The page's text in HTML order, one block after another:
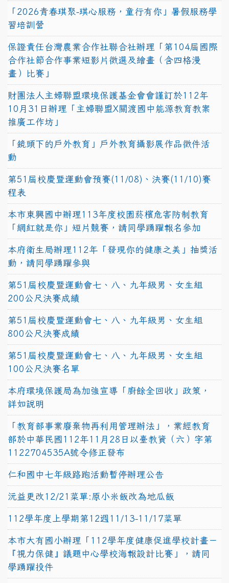
「2026青春琪聚-琪心服務，童行有你」暑假服務學
習培訓營
保證責任台灣農業合作社聯合社辦理「第104屆國際
合作社節合作事業短影片徵選及繪畫（含四格漫
畫）比賽」
財團法人主婦聯盟環境保護基金會會謹訂於112年
10月31日辦理「主婦聯盟X關渡國中能源教育教案
推廣工作坊」
「鏡頭下的戶外教育」戶外教育攝影展作品徵件活
動
第51屆校慶暨運動會預賽(11/08)、決賽(11/10)賽
程表
本市東興國中辦理113年度校園菸檳危害防制教育
「網紅就是你」短片競賽，請同學踴躍報名參加
本府衛生局辦理112年「發現你的健康之美」抽獎活
動，請同學踴躍參與
第51屆校慶暨運動會七、八、九年級男、女生組
200公尺決賽成績
第51屆校慶暨運動會七、八、九年級男、女生組
800公尺決賽成績
第51屆校慶暨運動會七、八、九年級男、女生組
100公尺決賽名單
本府環境保護局為加強宣導「廚餘全回收」政策，
詳如說明
「教育部事業廢棄物再利用管理辦法」，業經教育
部於中華民國112年11月28日以臺教資（六）字第
1122704535A號令修正發布
仁和國中七年級路跑活動暫停辦理公告
沅益更改12/21菜單:原小米飯改為地瓜飯
112學年度上學期第12週11/13-11/17菜單
本市大有國小辦理「112學年度健康促進學校計畫－
『視力保健』議題中心學校海報設計比賽」，請同
學踴躍投件